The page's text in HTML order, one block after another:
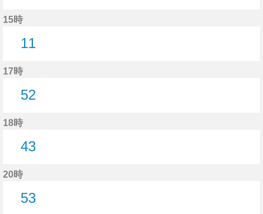
15時
11
17時
52
18時
43
20時
53